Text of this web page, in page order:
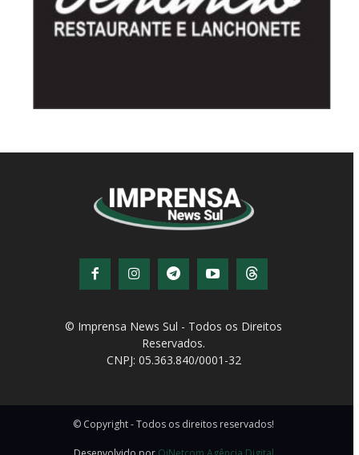
© Imprensa News Sul - Todos os Direitos
Reservados.
CNPJ: 05.363.840/0001-32
© Copyright - Todos os direitos reservados!